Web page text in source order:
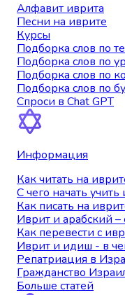
Алфавит иврита
Песни на иврите
Курсы
Подборка слов по
Подборка слов по
Подборка слов по
Подборка слов по
Спроси в Chat GPT
Информация
Как читать на
С чего начать учить
Как писать на
Иврит и арабский –
Как перевести с
Иврит и идиш - в
Репатриация в
Гражданство
Больше статей